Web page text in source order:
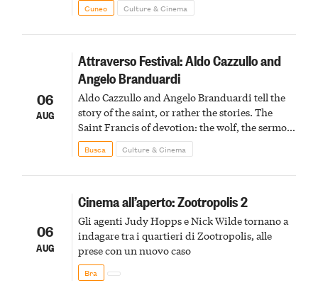
Cuneo Culture & Cinema
06
AUG
Attraverso Festival: Aldo Cazzullo and
Angelo Branduardi
Aldo Cazzullo and Angelo Branduardi tell the
story of the saint, or rather the stories. The
Saint Francis of devotion: the wolf, the sermon
to the birds, the stigmata
Busca Culture & Cinema
06
AUG
Cinema all’aperto: Zootropolis 2
Gli agenti Judy Hopps e Nick Wilde tornano a
indagare tra i quartieri di Zootropolis, alle
prese con un nuovo caso
Bra